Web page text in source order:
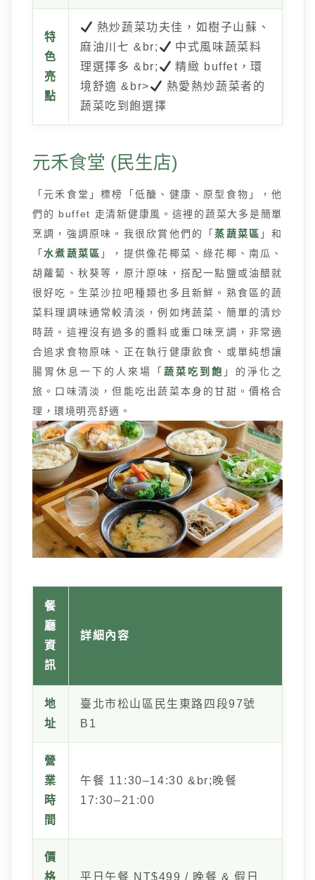
特
色
亮
點
熱炒蔬菜功夫佳，如樹子山蘇、
麻油川七 &br;
中式風味蔬菜料
理選擇多 &br;
精緻 buffet，環
境舒適 &br>
熱愛熱炒蔬菜者的
蔬菜吃到飽選擇
元禾食堂 (民生店)
「元禾食堂」標榜「低醣、健康、原型食物」，他
們的 buffet 走清新健康風。這裡的蔬菜大多是簡單
烹調，強調原味。我很欣賞他們的「蒸蔬菜區 」和
「 水煮蔬菜區 」，提供像花椰菜、綠花椰、南瓜、
胡蘿蔔、秋葵等，原汁原味，搭配一點鹽或油醋就
很好吃。生菜沙拉吧種類也多且新鮮。熟食區的蔬
菜料理調味通常較清淡，例如烤蔬菜、簡單的清炒
時蔬。這裡沒有過多的醬料或重口味烹調，非常適
合追求食物原味、正在執行健康飲食、或單純想讓
腸胃休息一下的人來場「蔬菜吃到飽 」的淨化之
旅。口味清淡，但能吃出蔬菜本身的甘甜。價格合
理，環境明亮舒適。
餐
廳
資
訊
詳細內容
地
址
臺北市松山區民生東路四段97號
B1
營
業
時
間
午餐 11:30–14:30 &br;晚餐
17:30–21:00
價
格
平日午餐 NT$499 / 晚餐 & 假日